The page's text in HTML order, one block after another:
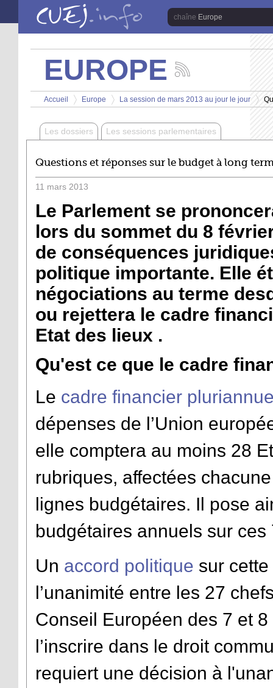
Aller au contenu principal
Europe
EUROPE
les
actualités
de
chaîne
Europe
Vous êtes ici
Accueil
>
Europe
>
La session de mars 2013 au jour le jour
>
Les dossiers Les sessions parlementaires
Questions et réponses sur le budget à long
11 mars 2013
Le Parlement se
lors du sommet du 8
de conséquences
politique importante. Elle
négociations au terme
ou rejettera le cadre
Etat des lieux .
Qu'est ce que le cadre
Le cadre financier
dépenses de l’Union
elle comptera au moins 28
rubriques, affectées
lignes budgétaires. Il pose
budgétaires annuels sur ces
Un accord politique sur
l’unanimité entre les 27
Conseil Européen des 7 et
l’inscrire dans le droit
requiert une décision à